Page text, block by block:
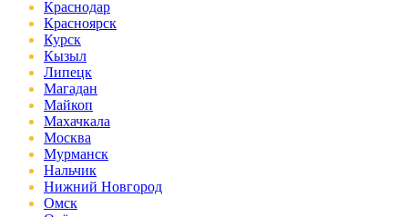
Краснодар
Красноярск
Курск
Кызыл
Липецк
Магадан
Майкоп
Махачкала
Москва
Мурманск
Нальчик
Нижний Новгород
Омск